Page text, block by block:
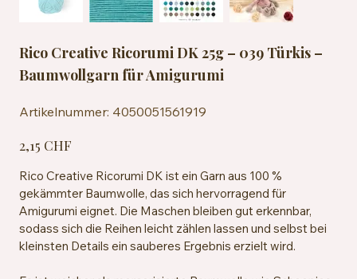
Rico Creative Ricorumi DK 25g – 039 Türkis –
Baumwollgarn für Amigurumi
Artikelnummer: 4050051561919
4050051561919
2,15 CHF
Rico Creative Ricorumi DK ist ein Garn aus 100 %
gekämmter Baumwolle, das sich hervorragend für
Amigurumi eignet. Die Maschen bleiben gut erkennbar,
sodass sich die Reihen leicht zählen lassen und selbst bei
kleinsten Details ein sauberes Ergebnis erzielt wird.